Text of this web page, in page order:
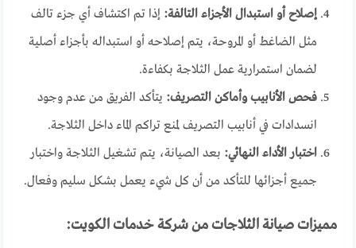
إصلاح أو استبدال الأجزاء التالفة: إذا تم اكتشاف أي جزء تالف
مثل الضاغط أو المروحة، يتم إصلاحه أو استبداله بأجزاء أصلية
لضمان استمرارية عمل الثلاجة بكفاءة.
فحص الأنابيب وأماكن التصريف: يتأكد الفريق من عدم وجود
انسدادات في أنابيب التصريف لمنع تراكم الماء داخل الثلاجة.
اختبار الأداء النهائي: بعد الصيانة، يتم تشغيل الثلاجة واختبار
جميع أجزائها للتأكد من أن كل شيء يعمل بشكل سليم وفعال.
مميزات صيانة الثلاجات من شركة خدمات الكويت: